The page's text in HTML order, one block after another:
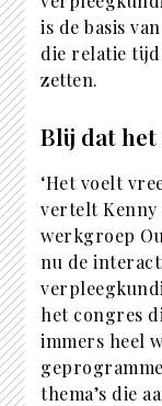
is de basis
die relatie
zetten.
Blij dat
‘Het voelt
vertelt Kenny
werkgroep
nu de
het congres
immers heel
thema’s die